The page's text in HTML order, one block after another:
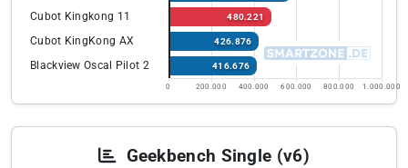
Cubot Kingkong 11 480.221
Cubot KingKong AX 426.876
Blackview Oscal Pilot 2 416.676
0 200.000 400.000 600.000 800.000 1.000.000
Geekbench Single (v6)